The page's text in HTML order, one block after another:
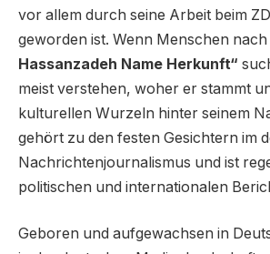
vor allem durch seine Arbeit beim
geworden ist. Wenn Menschen nach
Hassanzadeh Name Herkunft“
meist verstehen, woher er stammt
kulturellen Wurzeln hinter seinem
gehört zu den festen Gesichtern im
Nachrichtenjournalismus und ist
politischen und internationalen
Geboren und aufgewachsen in